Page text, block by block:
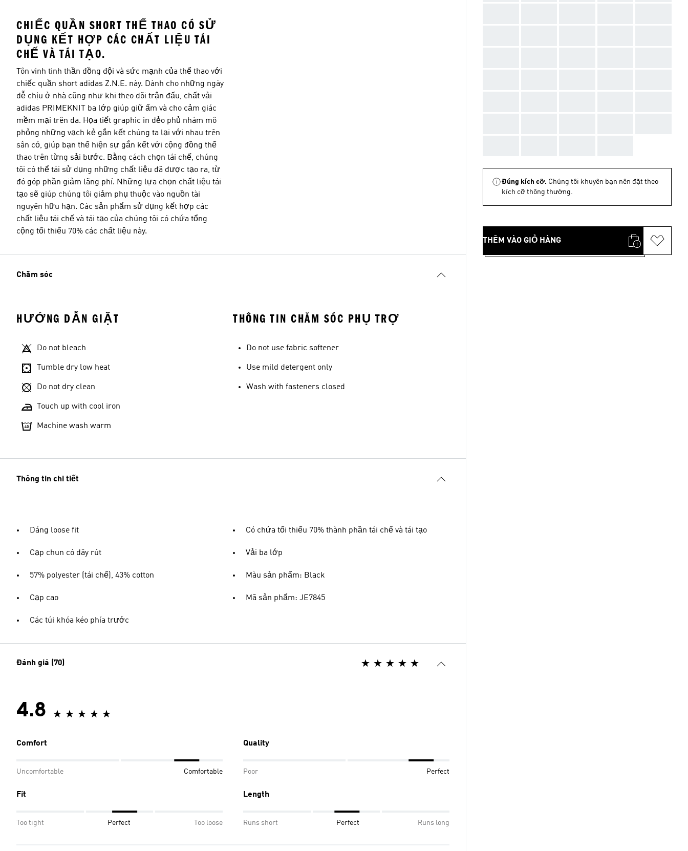
CHIẾC QUẦN SHORT THỂ THAO CÓ SỬ
DỤNG KẾT HỢP CÁC CHẤT LIỆU TÁI
CHẾ VÀ TÁI TẠO.
Tôn vinh tinh thần đồng đội và sức mạnh của thể thao với
chiếc quần short adidas Z.N.E. này. Dành cho những ngày
dễ chịu ở nhà cũng như khi theo dõi trận đấu, chất vải
adidas PRIMEKNIT ba lớp giúp giữ ấm và cho cảm giác
mềm mại trên da. Họa tiết graphic in dẻo phủ nhám mô
phỏng những vạch kẻ gắn kết chúng ta lại với nhau trên
sân cỏ, giúp bạn thể hiện sự gắn kết với cộng đồng thể
thao trên từng sải bước. Bằng cách chọn tái chế, chúng
tôi có thể tái sử dụng những chất liệu đã được tạo ra, từ
đó góp phần giảm lãng phí. Những lựa chọn chất liệu tái
tạo sẽ giúp chúng tôi giảm phụ thuộc vào nguồn tài
nguyên hữu hạn. Các sản phẩm sử dụng kết hợp các
chất liệu tái chế và tái tạo của chúng tôi có chứa tổng
cộng tối thiểu 70% các chất liệu này.
Chăm sóc
HƯỚNG DẪN GIẶT
Do not bleach
Tumble dry low heat
Do not dry clean
Touch up with cool iron
Machine wash warm
THÔNG TIN CHĂM SÓC PHỤ TRỢ
Do not use fabric softener
Use mild detergent only
Wash with fasteners closed
Thông tin chi tiết
Dáng loose fit
Cạp chun có dây rút
57% polyester (tái chế), 43% cotton
Cạp cao
Các túi khóa kéo phía trước
Có chứa tối thiểu 70% thành phần tái chế và tái tạo
Vải ba lớp
Màu sản phẩm: Black
Mã sản phẩm: JE7845
Đánh giá (70)
4.8
Comfort
Uncomfortable Comfortable
Quality
Poor Perfect
Fit
Too tight Perfect Too loose
Length
Runs short Perfect Runs long
Đúng kích cỡ. Chúng tôi khuyên bạn nên đặt theo
kích cỡ thông thường.
THÊM VÀO GIỎ HÀNG